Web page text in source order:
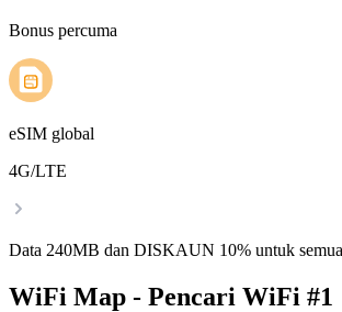
Bonus percuma
eSIM global
4G/LTE
Data 240MB dan DISKAUN 10% untuk
WiFi Map - Pencari WiFi #1